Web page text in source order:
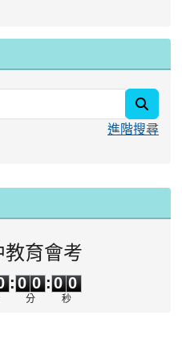
進階搜尋
育會考
:
0
0
0
0
分
:
0
0
0
0
秒